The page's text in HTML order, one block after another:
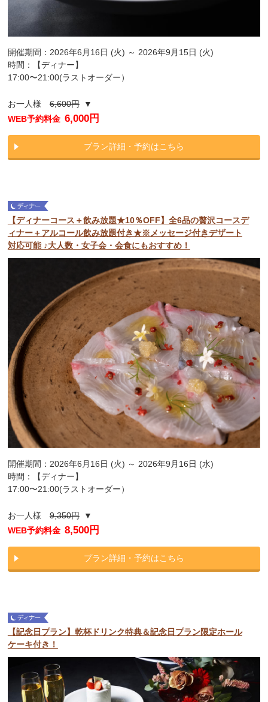
開催期間：2026年6月16日 (火) ～ 2026年9月15日 (火)
時間：【ディナー】
17:00〜21:00(ラストオーダー）
お一人様6,600円▼
WEB予約料金 6,000円
プラン詳細・予約はこちら
【ディナーコース＋飲み放題★10％OFF】全6品の贅沢コースデ
ィナー＋アルコール飲み放題付き★※メッセージ付きデザート
対応可能 ♪大人数・女子会・会食にもおすすめ！
開催期間：2026年6月16日 (火) ～ 2026年9月16日 (水)
時間：【ディナー】
17:00〜21:00(ラストオーダー）
お一人様9,350円▼
WEB予約料金 8,500円
プラン詳細・予約はこちら
【記念日プラン】乾杯ドリンク特典＆記念日プラン限定ホール
ケーキ付き！